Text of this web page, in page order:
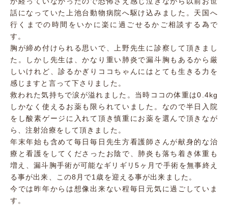
話になっていた上池台動物病院へ駆け込みました。天国へ
行くまでの時間をいかに楽に過ごせるかご相談する為で
す。
胸が締め付けられる思いで、上野先生に診察して頂きまし
た。しかし先生は、かなり重い肺炎で漏斗胸もあるから厳
しいけれど、診るかぎりココちゃんにはとても生きる力を
感じますと言って下さりました。
救われた気持ちで涙が溢れました。当時ココの体重は0.4kg
しかなく使えるお薬も限られていました。なので半日入院
をし酸素ゲージに入れて頂き慎重にお薬を選んで頂きなが
ら、注射治療をして頂きました。
年末年始も含めて毎日毎日先生方看護師さんが献身的な治
療と看護をしてくださったお陰で、肺炎も落ち着き体重も
増え、漏斗胸手術が可能なギリギリ5ヶ月で手術を無事終え
る事が出来、この8月で1歳を迎える事が出来ました。
今では昨年からは想像出来ない程毎日元気に過ごしていま
す。